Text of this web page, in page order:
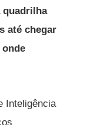
quadrilha
até chegar
Inteligência